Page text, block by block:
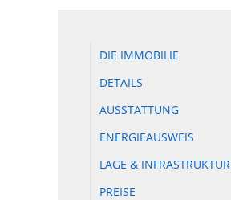
DIE IMMOBILIE
DETAILS
AUSSTATTUNG
ENERGIEAUSWEIS
LAGE & INFRASTRUKTUR
PREISE